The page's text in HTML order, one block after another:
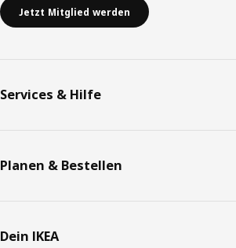
Jetzt Mitglied werden
Services & Hilfe
Planen & Bestellen
Dein IKEA